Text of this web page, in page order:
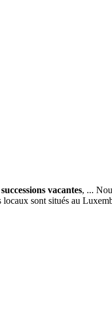
successions vacantes, ...
locaux sont situés au